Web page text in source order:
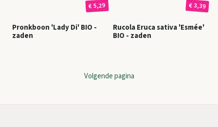
€ 5,29
Pronkboon 'Lady Di' BIO -
zaden
€ 3,39
Rucola Eruca sativa 'Esmée'
BIO - zaden
Volgende pagina